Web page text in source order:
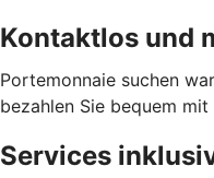
Kontaktlos und
Portemonnaie suchen
bezahlen Sie bequem
Services